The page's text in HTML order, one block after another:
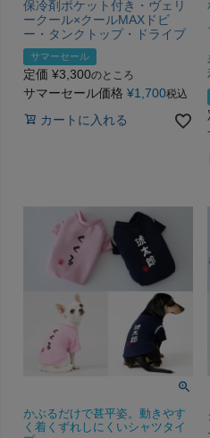
保冷剤ポケット付き・ヴェリ
ークール×クールMAXドビ
ー・タンクトップ・ドライブ
サマーセール
定価 ¥3,300のところ
サマーセール価格 ¥1,700税込
カートに入れる
かぶるだけで甚平姿。動きやす
く着くずれしにくいシャツタイ